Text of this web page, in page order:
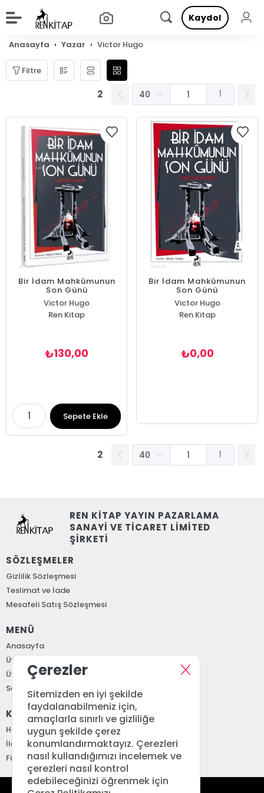
Kaydol
Anasayfa Yazar Victor Hugo
Filtre
2 1
Bir İdam Mahkûmunun
Son Günü
Victor Hugo
Ren Kitap
₺130,00
Sepete Ekle
Bir İdam Mahkûmunun
Son Günü
Victor Hugo
Ren Kitap
₺0,00
2 1
REN KİTAP YAYIN PAZARLAMA
SANAYİ VE TİCARET LİMİTED
ŞİRKETİ
SÖZLEŞMELER
Gizlilik Sözleşmesi
Teslimat ve İade
Mesafeli Satış Sözleşmesi
MENÜ
Anasayfa
Üye Girişi
Üye Ol
Sepetim
KURUMSAL
Hakkımızda
İletişim
Fiyat Listesi
Çerezler
Sitemizden en iyi şekilde
faydalanabilmeniz için,
amaçlarla sınırlı ve gizliliğe
uygun şekilde çerez
konumlandırmaktayız. Çerezleri
nasıl kullandığımızı incelemek ve
çerezleri nasıl kontrol
edebileceğinizi öğrenmek için